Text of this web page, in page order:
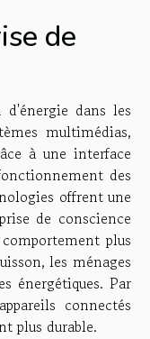
de
dans les
multimédias,
à une interface
des
offrent une
de conscience
plus
les ménages
énergétiques. Par
connectés
plus durable.